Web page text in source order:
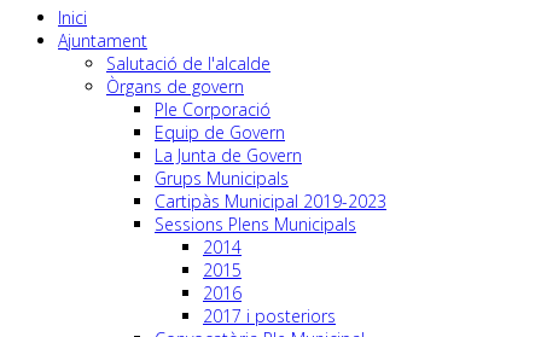
Inici
Ajuntament
Salutació de l'alcalde
Òrgans de govern
Ple Corporació
Equip de Govern
La Junta de Govern
Grups Municipals
Cartipàs Municipal 2019-2023
Sessions Plens Municipals
2014
2015
2016
2017 i posteriors